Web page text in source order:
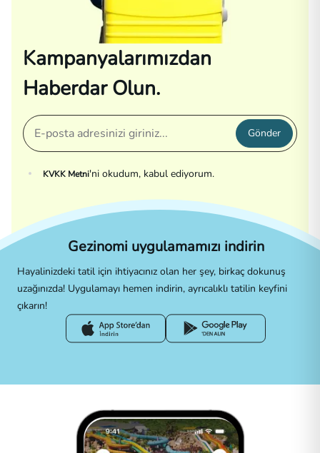
Kampanyalarımızdan
Haberdar Olun.
Gönder
KVKK Metni'ni okudum, kabul ediyorum.
Gezinomi uygulamamızı indirin
Hayalinizdeki tatil için ihtiyacınız olan her şey, birkaç dokunuş
uzağınızda! Uygulamayı hemen indirin, ayrıcalıklı tatilin keyfini
çıkarın!